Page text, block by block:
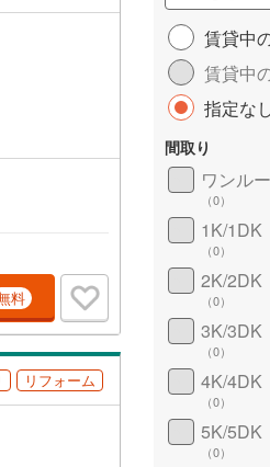
料
リフォーム
賃貸中
賃貸中
指定な
間取り
ワンル
（0）
1K/1DK
（0）
2K/2DK
（0）
3K/3DK
（0）
4K/4DK
（0）
5K/5DK
（0）
樺戸郡月形町
雨竜郡妹背
雨竜郡北竜町
上川郡東神楽町
上川郡愛別町
上川郡美瑛町
(0) 空知郡南富
上川郡剣淵町
中川郡音威
) 増毛郡増毛町
苫前郡羽幌町
長期優良住宅